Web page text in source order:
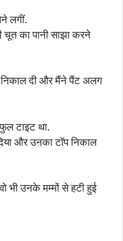
लगीं.
चूत का पानी साझा करने
निकाल दी और मैंने पैंट अलग
फुल टाइट था.
और उनका टॉप निकाल
भी उनके मम्मों से हटी हुई